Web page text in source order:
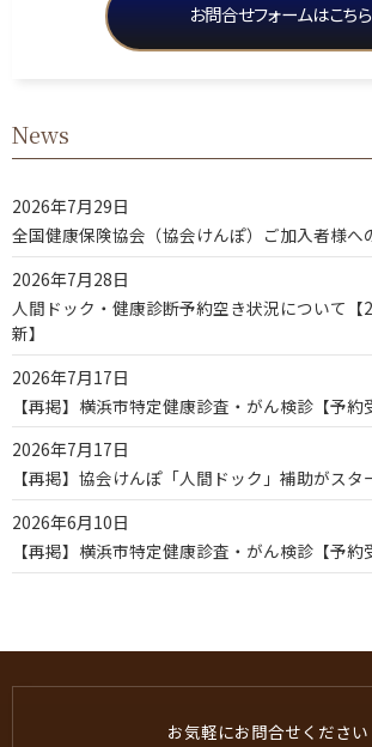
お問合せフォームはこちら
News
2026年7月29日
全国健康保険協会（協会けんぽ）ご加入者様へ
2026年7月28日
人間ドック・健康診断予約空き状況について【
新】
2026年7月17日
【再掲】横浜市特定健康診査・がん検診【予約
2026年7月17日
【再掲】協会けんぽ「人間ドック」補助がスタ
2026年6月10日
【再掲】横浜市特定健康診査・がん検診【予約
お気軽にお問合せください